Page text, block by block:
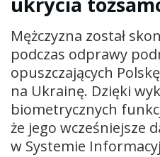
Mężczyzna został
podczas odprawy
opuszczających
na Ukrainę. Dzięki
biometrycznych
że jego wcześniejsze
w Systemie